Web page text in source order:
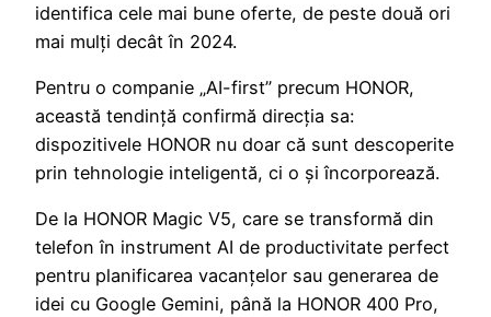
identifica cele mai bune oferte, de peste două ori
mai mulți decât în 2024.
Pentru o companie „AI-first” precum HONOR,
această tendință confirmă direcția sa:
dispozitivele HONOR nu doar că sunt descoperite
prin tehnologie inteligentă, ci o și încorporează.
De la HONOR Magic V5, care se transformă din
telefon în instrument AI de productivitate perfect
pentru planificarea vacanțelor sau generarea de
idei cu Google Gemini, până la HONOR 400 Pro,